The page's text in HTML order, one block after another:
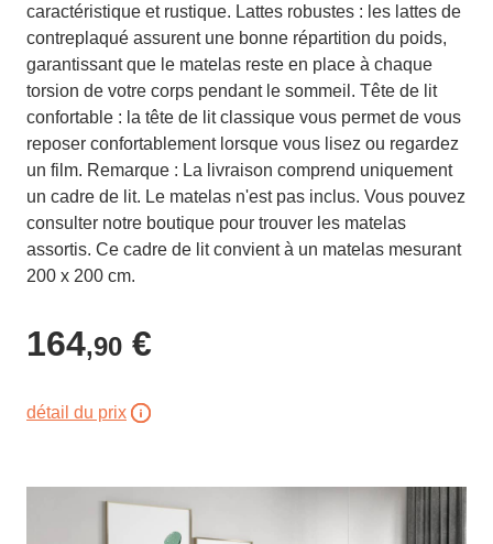
caractéristique et rustique. Lattes robustes : les lattes de
contreplaqué assurent une bonne répartition du poids,
garantissant que le matelas reste en place à chaque
torsion de votre corps pendant le sommeil. Tête de lit
confortable : la tête de lit classique vous permet de vous
reposer confortablement lorsque vous lisez ou regardez
un film. Remarque : La livraison comprend uniquement
un cadre de lit. Le matelas n'est pas inclus. Vous pouvez
consulter notre boutique pour trouver les matelas
assortis. Ce cadre de lit convient à un matelas mesurant
200 x 200 cm.
164,90 €
détail du prix